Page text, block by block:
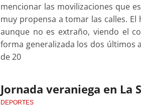
mencionar las movilizaciones que
muy propensa a tomar las calles.
aunque no es extraño, viendo el
forma generalizada los dos últimos
de 20
Jornada veraniega en La
DEPORTES